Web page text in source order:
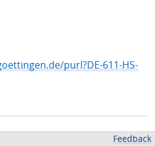
purl?DE-611-HS-
Feedback